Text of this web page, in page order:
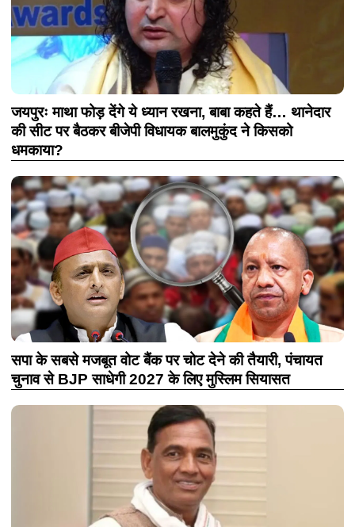
जयपुरः माथा फोड़ देंगे ये ध्यान रखना, बाबा कहते हैं… थानेदार
की सीट पर बैठकर बीजेपी विधायक बालमुकुंद ने किसको
धमकाया?
सपा के सबसे मजबूत वोट बैंक पर चोट देने की तैयारी, पंचायत
चुनाव से BJP साधेगी 2027 के लिए मुस्लिम सियासत